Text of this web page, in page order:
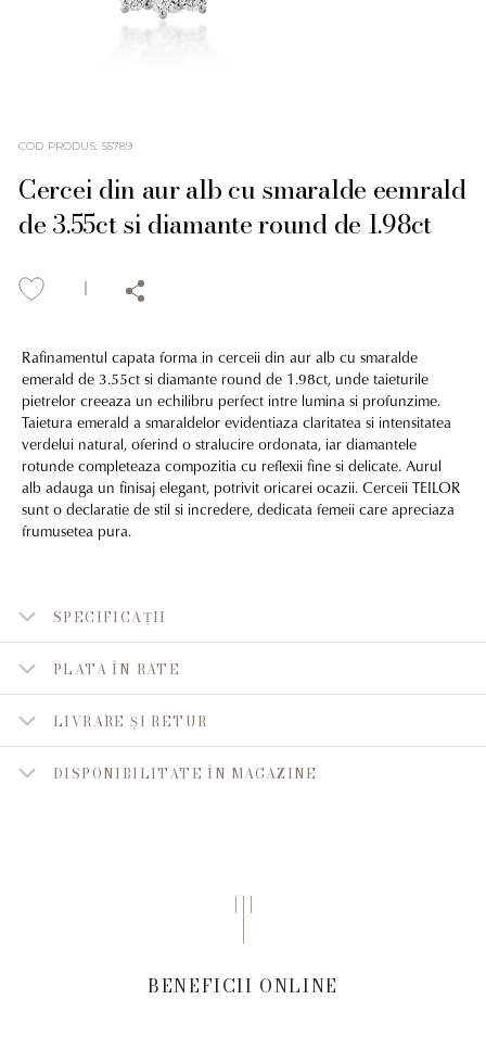
COD PRODUS: 55789
Cercei din aur alb cu smaralde eemrald
de 3.55ct si diamante round de 1.98ct
Rafinamentul capata forma in cerceii din aur alb cu smaralde
emerald de 3.55ct si diamante round de 1.98ct, unde taieturile
pietrelor creeaza un echilibru perfect intre lumina si profunzime.
Taietura emerald a smaraldelor evidentiaza claritatea si intensitatea
verdelui natural, oferind o stralucire ordonata, iar diamantele
rotunde completeaza compozitia cu reflexii fine si delicate. Aurul
alb adauga un finisaj elegant, potrivit oricarei ocazii. Cerceii TEILOR
sunt o declaratie de stil si incredere, dedicata femeii care apreciaza
frumusetea pura.
SPECIFICAȚII
PLATA ÎN RATE
LIVRARE ȘI RETUR
DISPONIBILITATE ÎN MAGAZINE
BENEFICII ONLINE